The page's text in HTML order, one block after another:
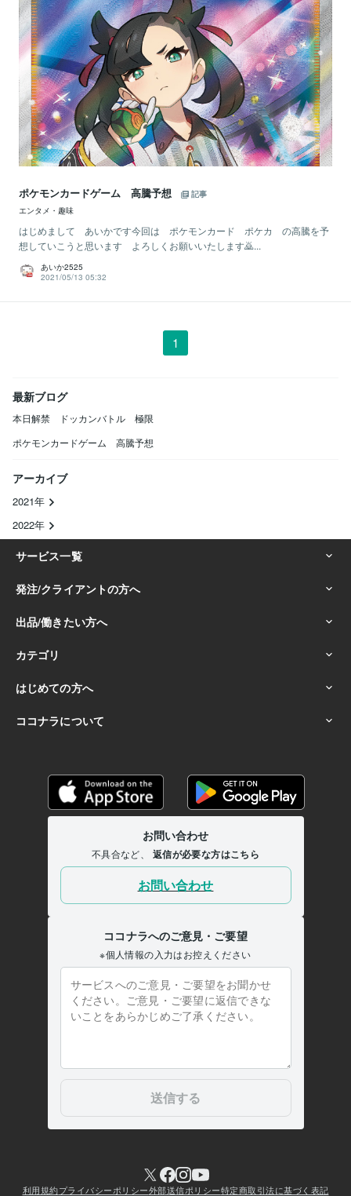
ポケモンカードゲーム 高騰予想
記事
エンタメ・趣味
はじめまして あいかです今回は ポケモンカード ポケカ の高騰を予
想していこうと思います よろしくお願いいたします🙇‍...
あいか2525
2021/05/13 05:32
1
最新ブログ
本日解禁 ドッカンバトル 極限
ポケモンカードゲーム 高騰予想
アーカイブ
2021年
2022年